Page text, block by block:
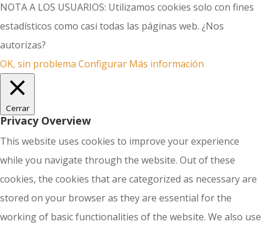
NOTA A LOS USUARIOS: Utilizamos cookies solo con fines
estadísticos como casi todas las páginas web. ¿Nos
autorizas?
OK, sin problema Configurar Más información
Cerrar
Privacy Overview
This website uses cookies to improve your experience
while you navigate through the website. Out of these
cookies, the cookies that are categorized as necessary are
stored on your browser as they are essential for the
working of basic functionalities of the website. We also use